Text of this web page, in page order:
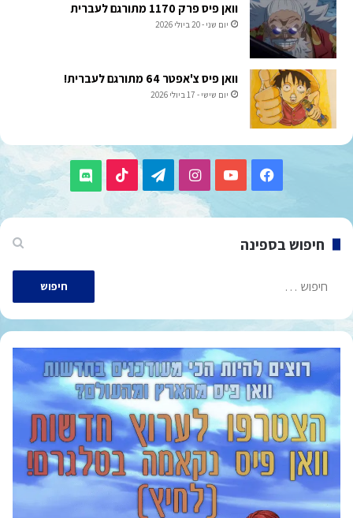
וואן פיס פרק 1170 מתורגם לעברית
יום שני - 20 ביולי 2026
וואן פיס צ'אפטר 64 מתורגם לעברית!
יום שישי - 17 ביולי 2026
Facebook
YouTube
Instagram
Telegram
TikTok
Discord
חיפוש בספינה
חיפוש: